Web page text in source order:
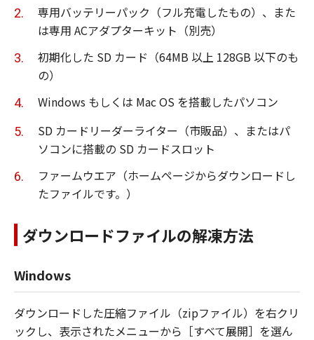
専用バッテリーパック（フル充電したもの）、また
は専用 ACアダプターキット（別売）
初期化した SD カード（64MB 以上 128GB 以下のも
の）
Windows もしくは Mac OS を搭載したパソコン
SD カードリーダーライター（市販品）、またはパ
ソコンに搭載の SD カードスロット
ファームウエア（ホームページからダウンロードし
たファイルです。）
ダウンロードファイルの解凍方法
Windows
ダウンロードした圧縮ファイル（zipファイル）を右クリ
ックし、表示されたメニューから［すべて展開］を選ん